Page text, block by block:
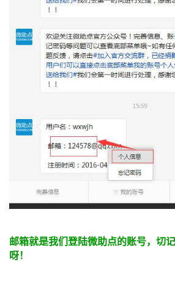
邮箱就是我们登陆微助点的账号，切
呀！